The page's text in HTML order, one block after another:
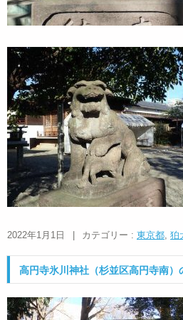
2022年1月1日 カテゴリー : 東京都, 狛
高円寺氷川神社（杉並区高円寺南）